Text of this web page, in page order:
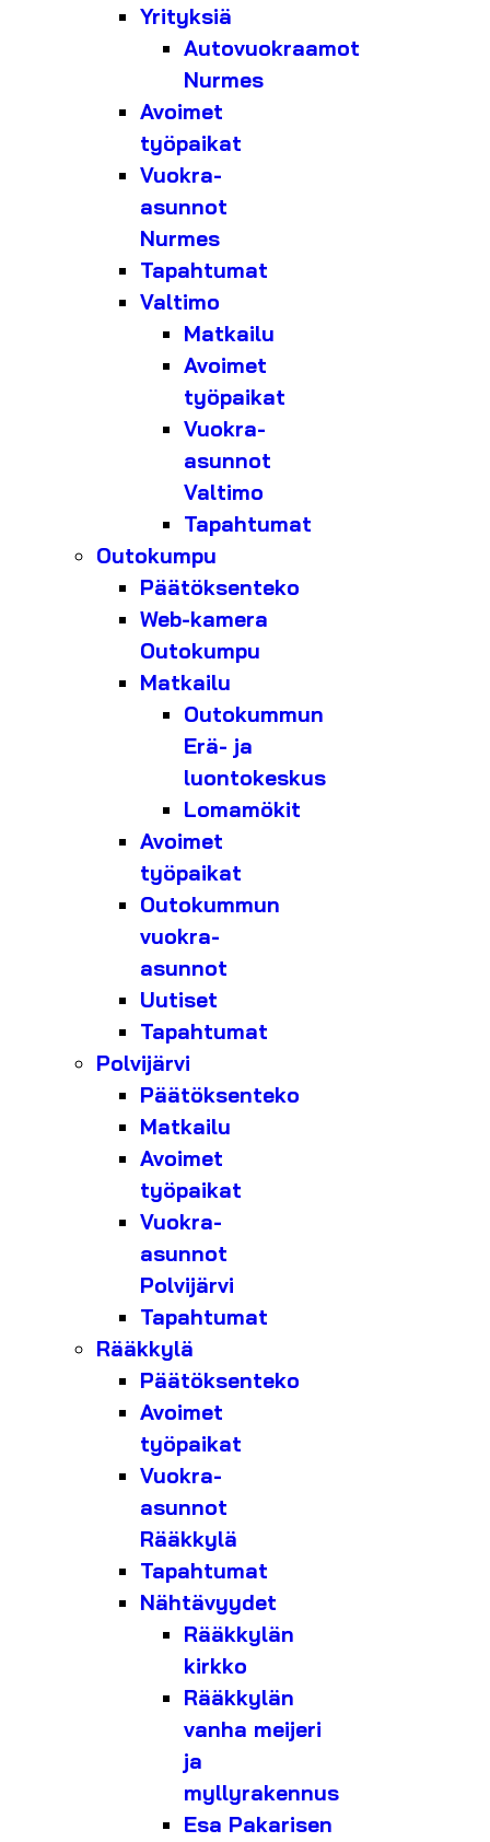
Yrityksiä
Autovuokraamot
Nurmes
Avoimet
työpaikat
Vuokra-
asunnot
Nurmes
Tapahtumat
Valtimo
Matkailu
Avoimet
työpaikat
Vuokra-
asunnot
Valtimo
Tapahtumat
Outokumpu
Päätöksenteko
Web-kamera
Outokumpu
Matkailu
Outokummun
Erä- ja
luontokeskus
Lomamökit
Avoimet
työpaikat
Outokummun
vuokra-
asunnot
Uutiset
Tapahtumat
Polvijärvi
Päätöksenteko
Matkailu
Avoimet
työpaikat
Vuokra-
asunnot
Polvijärvi
Tapahtumat
Rääkkylä
Päätöksenteko
Avoimet
työpaikat
Vuokra-
asunnot
Rääkkylä
Tapahtumat
Nähtävyydet
Rääkkylän
kirkko
Rääkkylän
vanha meijeri
ja
myllyrakennus
Esa Pakarisen